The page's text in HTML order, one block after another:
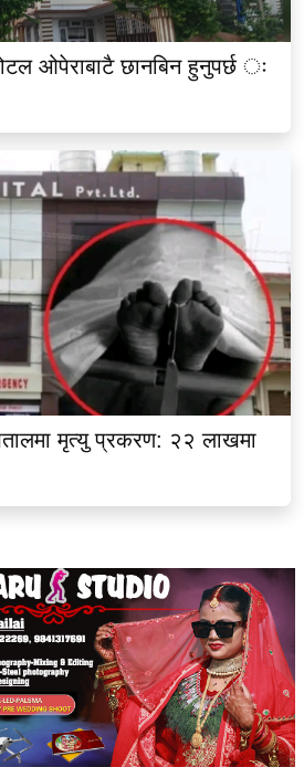
ओपेराबाटै छानबिन हुनुपर्छ ः
मृत्यु प्रकरण: २२ लाखमा